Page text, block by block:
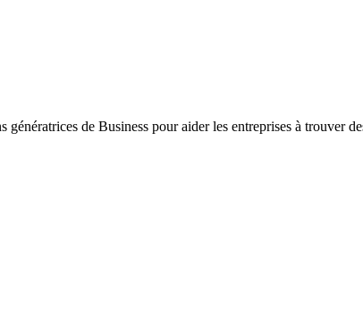
de Business pour aider les entreprises à trouver